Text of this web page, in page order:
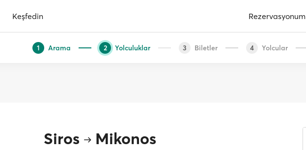
Keşfedin Rezervasyonum
1 Arama 2 Yolculuklar 3 Biletler 4 Yolcular
Siros Mikonos